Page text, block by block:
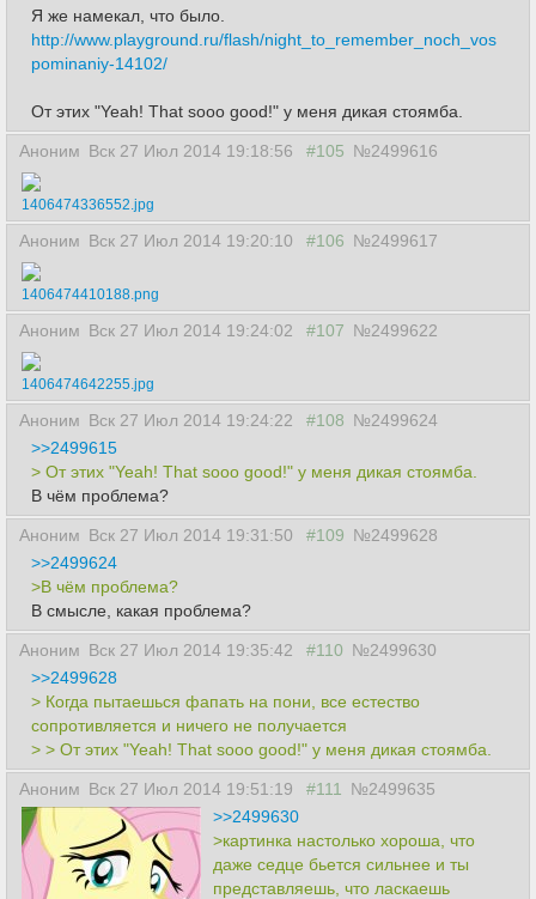
Я же намекал, что было.
http://www.playground.ru/flash/night_to_remember_noch_vos
pominaniy-14102/
От этих "Yeah! That sooo good!" у меня дикая стоямба.
Аноним Вск 27 Июл 2014 19:18:56 #105 №2499616
1406474336552.jpg
Аноним Вск 27 Июл 2014 19:20:10 #106 №2499617
1406474410188.png
Аноним Вск 27 Июл 2014 19:24:02 #107 №2499622
1406474642255.jpg
Аноним Вск 27 Июл 2014 19:24:22 #108 №2499624
>>2499615
> От этих "Yeah! That sooo good!" у меня дикая стоямба.
В чём проблема?
Аноним Вск 27 Июл 2014 19:31:50 #109 №2499628
>>2499624
>В чём проблема?
В смысле, какая проблема?
Аноним Вск 27 Июл 2014 19:35:42 #110 №2499630
>>2499628
> Когда пытаешься фапать на пони, все естество
сопротивляется и ничего не получается
> > От этих "Yeah! That sooo good!" у меня дикая стоямба.
Аноним Вск 27 Июл 2014 19:51:19 #111 №2499635
>>2499630
>картинка настолько хороша, что
даже седце бьется сильнее и ты
представляешь, что ласкаешь